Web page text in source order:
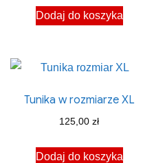
Dodaj do koszyka
Tunika w rozmiarze XL
125,00zł
Dodaj do koszyka